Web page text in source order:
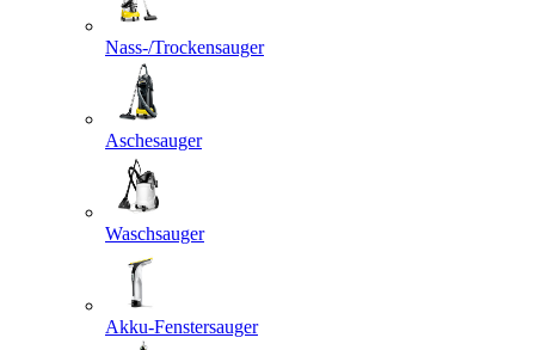
Nass-/Trockensauger
Aschesauger
Waschsauger
Akku-Fenstersauger